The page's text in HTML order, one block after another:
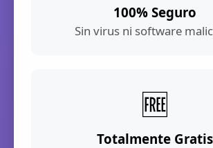
100% Seguro
Sin virus ni software
🆓
Totalmente Gratis